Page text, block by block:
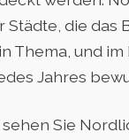
Städte, die
Thema, und
Jahres
Sie